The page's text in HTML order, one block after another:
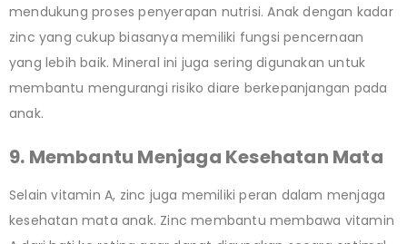
mendukung proses penyerapan nutrisi. Anak dengan kadar
zinc yang cukup biasanya memiliki fungsi pencernaan
yang lebih baik. Mineral ini juga sering digunakan untuk
membantu mengurangi risiko diare berkepanjangan pada
anak.
9. Membantu Menjaga Kesehatan Mata
Selain vitamin A, zinc juga memiliki peran dalam menjaga
kesehatan mata anak. Zinc membantu membawa vitamin